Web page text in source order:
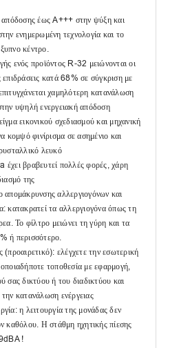
απόδοσης έως A+++ στην ψύξη και
ενημερωμένη τεχνολογία και το
κέντρο.
ενός προϊόντος R-32 μειώνονται οι
επιδράσεις κατά 68% σε σύγκριση με
χαμηλότερη κατανάλωση
υψηλή ενεργειακή απόδοση
εικονικού σχεδιασμού και μηχανική
κομψό φινίρισμα σε ασημένιο και
λευκό
βραβευτεί πολλές φορές, χάρη
της
απομάκρυνσης αλλεργιογόνων και
κατακρατεί τα αλλεργιογόνα όπως τη
Το φίλτρο μειώνει τη γύρη και τα
ή περισσότερο.
ελέγχετε την εσωτερική
τοποθεσία με εφαρμογή,
σας δικτύου ή του διαδικτύου και
κατανάλωση ενέργειας
η λειτουργία της μονάδας δεν
καθόλου. Η στάθμη ηχητικής πίεσης
!